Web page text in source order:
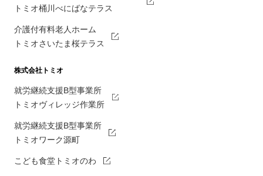
トミオ桶川べにばなテラス
介護付有料老人ホーム
トミオさいたま桜テラス
株式会社トミオ
就労継続支援B型事業所
トミオヴィレッジ作業所
就労継続支援B型事業所
トミオワーク源町
こども食堂トミオのわ